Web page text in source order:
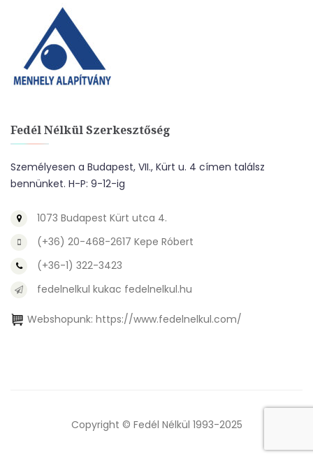
Fedél Nélkül Szerkesztőség
Személyesen a Budapest, VII., Kürt u. 4 címen találsz
bennünket. H-P: 9-12-ig
1073 Budapest Kürt utca 4.
(+36) 20-468-2617 Kepe Róbert
(+36-1) 322-3423
fedelnelkul kukac fedelnelkul.hu
Webshopunk: https://www.fedelnelkul.com/
Copyright © Fedél Nélkül 1993-2025